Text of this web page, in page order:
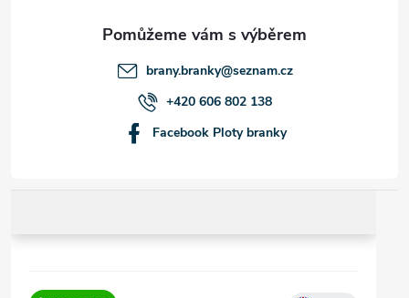
brany.branky@seznam.cz
+420 606 802 138
Facebook Ploty branky